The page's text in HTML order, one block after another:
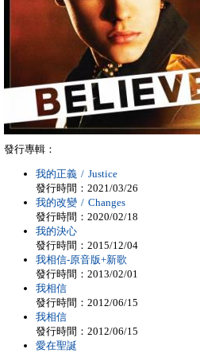
發行專輯：
我的正義 / Justice
發行時間：2021/03/26
我的改變 / Changes
發行時間：2020/02/18
我的決心
發行時間：2015/12/04
我相信-原音版+新歌
發行時間：2013/02/01
我相信
發行時間：2012/06/15
我相信
發行時間：2012/06/15
愛在聖誕